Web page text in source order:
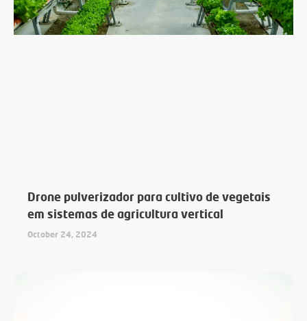
Drone pulverizador para cultivo de vegetais
em sistemas de agricultura vertical
October 24, 2024